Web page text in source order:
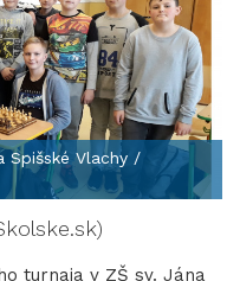
Spišské Vlachy /
turnaja v ZŠ sv. Jána